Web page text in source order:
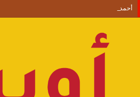
أحمد طنطاوي يكتب حين يصبح الوجود علامة استفهام